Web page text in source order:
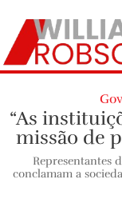
“As
missão de
Representantes
conclamam a